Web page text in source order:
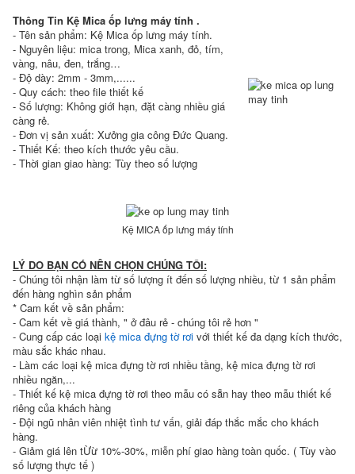
Thông Tin Kệ Mica ốp lưng máy tính .
- Tên sản phẩm: Kệ Mica ốp lưng máy tính.
- Nguyên liệu: mica trong, Mica xanh, đỏ, tím,
vàng, nâu, đen, trắng…
- Độ dày: 2mm - 3mm,......
- Quy cách: theo file thiết kế
- Số lượng: Không giới hạn, đặt càng nhiều giá
càng rẻ.
- Đơn vị sản xuất: Xưởng gia công Đức Quang.
- Thiết Kế: theo kích thước yêu cầu.
- Thời gian giao hàng: Tùy theo số lượng
Kệ MICA ốp lưng máy tính
LÝ DO BẠN CÓ NÊN CHỌN CHÚNG TÔI:
- Chúng tôi nhận làm từ số lượng ít đến số lượng nhiều, từ 1 sản phẩm
đến hàng nghìn sản phẩm
* Cam kết về sản phẩm:
- Cam kết về giá thành, " ở đâu rẻ - chúng tôi rẻ hơn "
- Cung cấp các loại kệ mica đựng tờ rơi với thiết kế đa dạng kích thước,
màu sắc khác nhau.
- Làm các loại kệ mica đựng tờ rơi nhiều tầng, kệ mica đựng tờ rơi
nhiều ngăn,...
- Thiết kế kệ mica đựng tờ rơi theo mẫu có sẵn hay theo mẫu thiết kế
riêng của khách hàng
- Đội ngũ nhân viên nhiệt tình tư vấn, giải đáp thắc mắc cho khách
hàng.
- Giảm giá lên tỪừ 10%-30%, miễn phí giao hàng toàn quốc. ( Tùy vào
số lượng thực tế )